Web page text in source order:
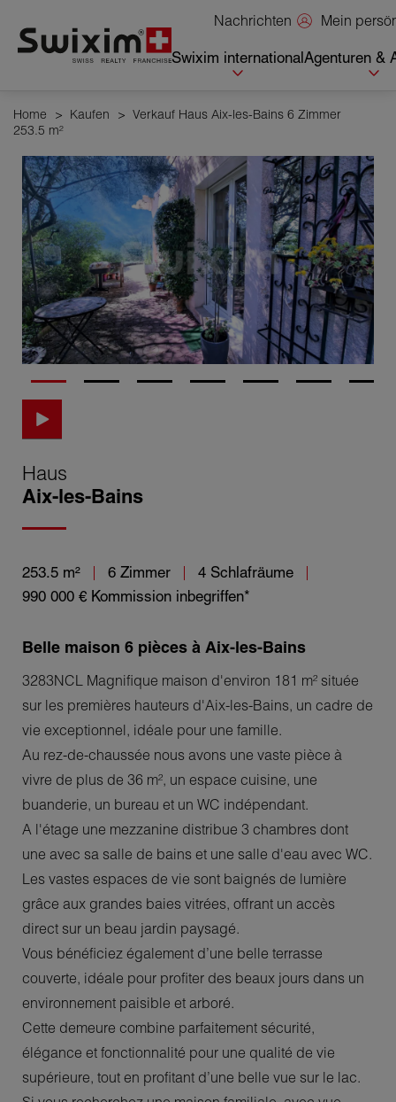
Nachrichten Mein
Swixim internationalAgenturen &
Home > Kaufen > Verkauf Haus Aix-les-Bains 6 Zimmer
253.5 m²
Haus
Aix-les-Bains
253.5 m² 6 Zimmer
4 Schlafräume
990 000 € Kommission inbegriffen*
Belle maison 6 pièces à Aix-les-Bains
3283NCL Magnifique maison d'environ 181 m² située
sur les premières hauteurs d'Aix-les-Bains, un cadre de
vie exceptionnel, idéale pour une famille.
Au rez-de-chaussée nous avons une vaste pièce à
vivre de plus de 36 m², un espace cuisine, une
buanderie, un bureau et un WC indépendant.
A l'étage une mezzanine distribue 3 chambres dont
une avec sa salle de bains et une salle d'eau avec WC.
Les vastes espaces de vie sont baignés de lumière
grâce aux grandes baies vitrées, offrant un accès
direct sur un beau jardin paysagé.
Vous bénéficiez également d’une belle terrasse
couverte, idéale pour profiter des beaux jours dans un
environnement paisible et arboré.
Cette demeure combine parfaitement sécurité,
élégance et fonctionnalité pour une qualité de vie
supérieure, tout en profitant d’une belle vue sur le lac.